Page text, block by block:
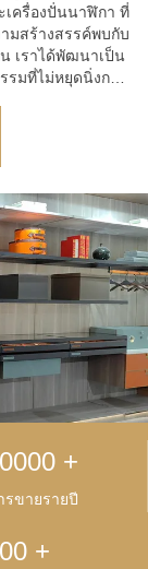
เครื่องปั่นนาฬิกา ที่
มสร้างสรรค์พบกับ
น เราได้พัฒนาเป็น
มที่ไม่หยุดนิ่งการ
+
รขายรายปี
+